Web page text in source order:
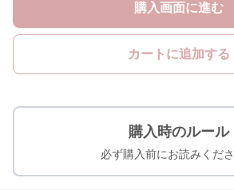
購入画面に進む
カートに追加する
購入時のルール
必ず購入前にお読みくださ